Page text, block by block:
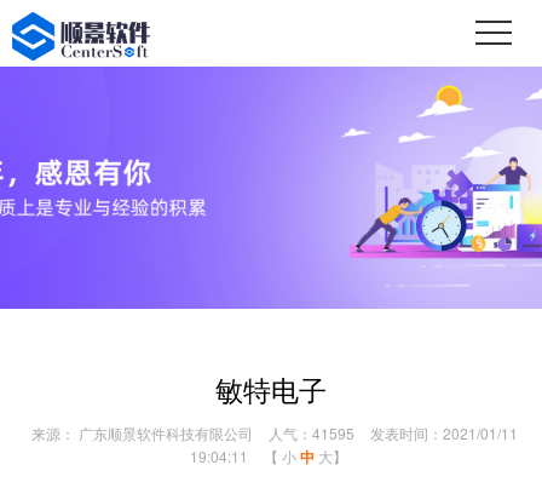
敏特电子
来源： 广东顺景软件科技有限公司 人气：41595
发表时间：2021/01/11
19:04:11
【 小 中 大】